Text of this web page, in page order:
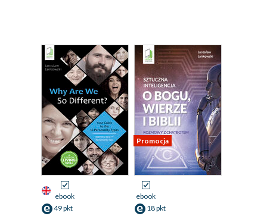
ebook
49 pkt
Promocja
ebook
18 pkt